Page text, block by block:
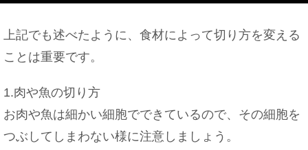
上記でも述べたように、食材によって切り方を変える
ことは重要です。
1.肉や魚の切り方
お肉や魚は細かい細胞でできているので、その細胞を
つぶしてしまわない様に注意しましょう。